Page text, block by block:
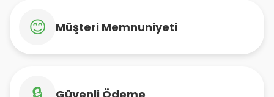
😊 Müşteri Memnuniyeti
Güvenli Ödeme